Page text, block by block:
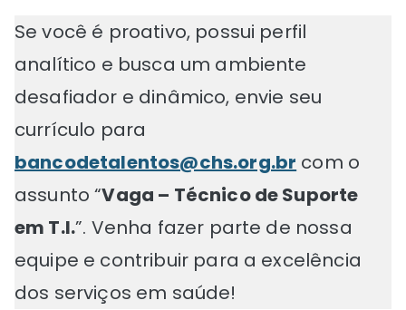
Se você é proativo, possui perfil
analítico e busca um ambiente
desafiador e dinâmico, envie seu
currículo para
bancodetalentos@chs.org.br com o
assunto “Vaga – Técnico de Suporte
em T.I.”. Venha fazer parte de nossa
equipe e contribuir para a excelência
dos serviços em saúde!